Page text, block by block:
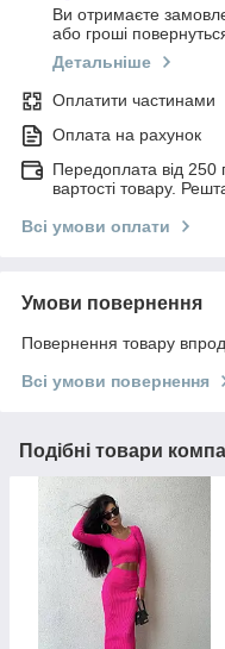
Ви отримаєте
або гроші
Детальніше
Оплатити частинами
Оплата на рахунок
Передоплата від 250
вартості товару.
Всі умови оплати
Умови повернення
Повернення товару
Всі умови повернення
Подібні товари